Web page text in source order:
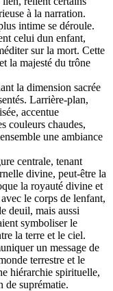
à la narration.
intime se déroule.
celui dun enfant,
sur la mort. Cette
la majesté du trône
la dimension sacrée
Larrière-plan,
accentue
couleurs chaudes,
une ambiance
centrale, tenant
divine, peut-être la
la royauté divine et
le corps de lenfant,
deuil, mais aussi
symboliser le
la terre et le ciel.
un message de
terrestre et le
hiérarchie spirituelle,
de suprématie.